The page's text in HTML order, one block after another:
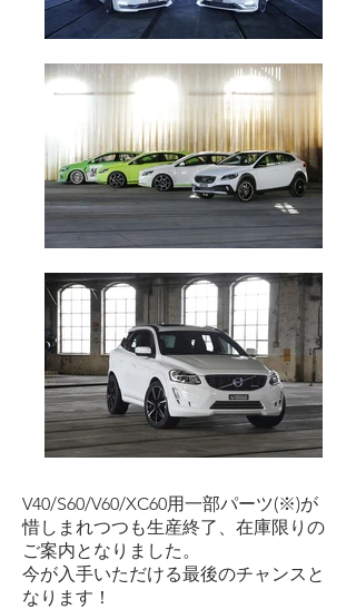
V40/S60/V60/XC60用一部パーツ(※)が
惜しまれつつも生産終了、在庫限りの
ご案内となりました。
今が入手いただける最後のチャンスと
なります！